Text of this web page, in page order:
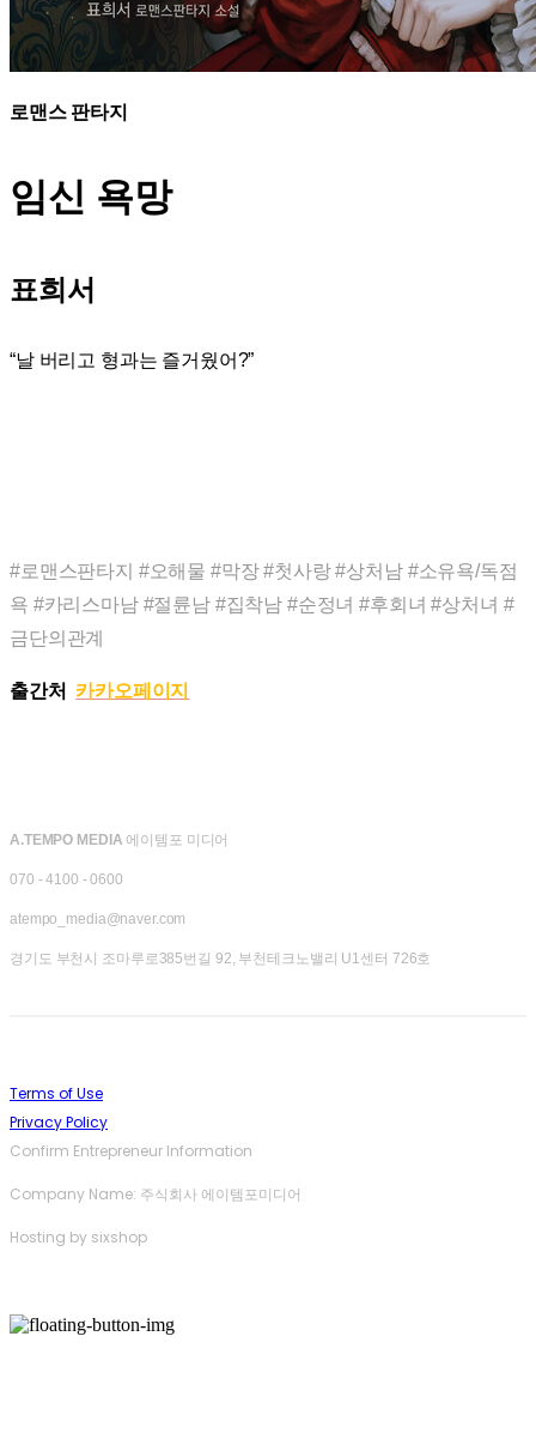
로맨스 판타지
임신 욕망
표희서
“날 버리고 형과는 즐거웠어?”
#로맨스판타지 #오해물 #막장 #첫사랑 #상처남 #소유욕/독점
욕 #카리스마남 #절륜남 #집착남 #순정녀 #후회녀 #상처녀 #
금단의관계
출간처 카카오페이지
A.TEMPO MEDIA 에이템포 미디어
070 - 4100 - 0600
atempo_media@naver.com
경기도 부천시 조마루로385번길 92, 부천테크노밸리 U1센터 726호
Terms of Use
Privacy Policy
Confirm Entrepreneur Information
Company Name: 주식회사 에이템포미디어
Hosting by sixshop